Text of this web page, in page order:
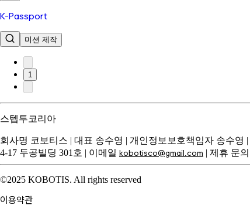
K-Passport
미션 제작
1
스텝투코리아
회사명 코보티스 | 대표 송수영 | 개인정보보호책임자 송수영 |
4-17 두공빌딩 301호 | 이메일 kobotisco@gmail.com | 제휴 문의
©2025 KOBOTIS. All rights reserved
이용약관